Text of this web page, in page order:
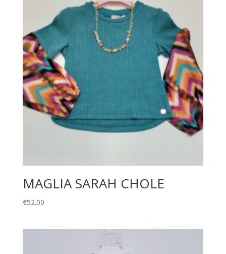
MAGLIA SARAH CHOLE
€52.00